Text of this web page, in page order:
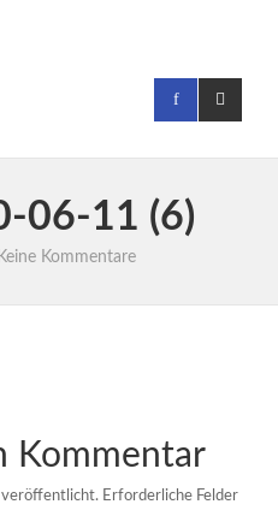
06-11 (6)
Keine Kommentare
Kommentar
veröffentlicht. Erforderliche Felder